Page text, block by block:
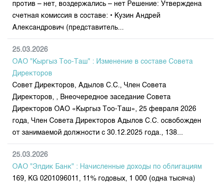
Результаты аукционов по депозитам
против – нет, воздержались – нет Решение: Утверждена
счетная комиссия в составе: • Кузин Андрей
Александрович (представитель...
25.03.2026
ОАО "Кыргыз Тоо-Таш" : Изменение в составе Совета
Директоров
Совет Директоров, Адылов С.С., Член Совета
Директоров, , Внеочередное заседание Совета
Директоров ОАО «Кыргыз Тоо-Таш», 25 февраля 2026
года, Член Совета Директоров Адылов С.С. освобожден
от занимаемой должности с 30.12.2025 года., 138...
25.03.2026
ОАО "Элдик Банк" : Начисленные доходы по облигациям
169, КG 0201096011, 11% годовых, 1 000 (одна тысяча)